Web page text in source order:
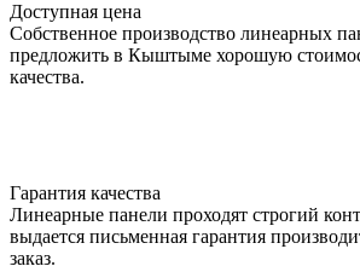
Доступная цена
Собственное производство линеарных
предложить в Кыштыме хорошую
качества.
Гарантия качества
Линеарные панели проходят строгий
выдается письменная гарантия
заказ.